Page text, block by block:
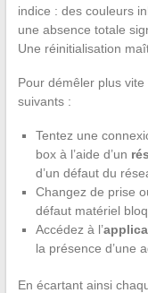
indice : des couleurs
une absence totale
Une réinitialisation
Pour démêler plus
suivants :
Tentez une
box à l’aide d’un
d’un défaut du
Changez de prise
défaut matériel
Accédez à l’
la présence d’une
En écartant ainsi